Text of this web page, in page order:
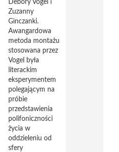
Debory Vogel i
Zuzanny
Ginczanki.
Awangardowa
metoda montażu
stosowana przez
Vogel była
literackim
eksperymentem
polegającym na
próbie
przedstawienia
polifoniczności
życia w
oddzieleniu od
sfery